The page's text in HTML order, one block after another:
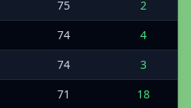
75
2
74
4
74
3
71 18